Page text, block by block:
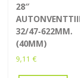
28″
32/47-622MM.
(40MM)
9,11 €